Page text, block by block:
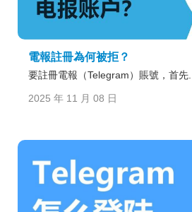
電報註冊為何被拒？
要註冊電報（Telegram）賬號，首先...
2025 年 11 月 08 日